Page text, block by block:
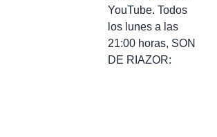
YouTube. Todos
los lunes a las
21:00 horas, SON
DE RIAZOR: